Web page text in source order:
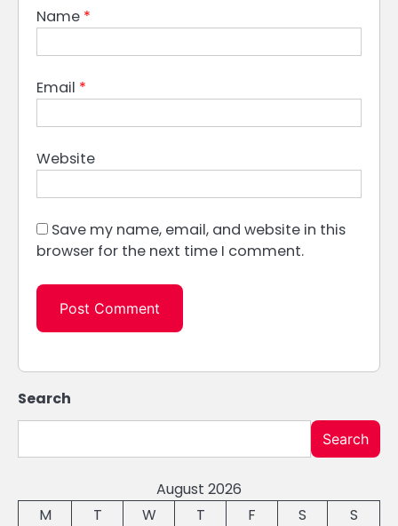
Name *
Email *
Website
Save my name, email, and website in this
browser for the next time I comment.
Search
Search
August 2026
M
T W T F S
S